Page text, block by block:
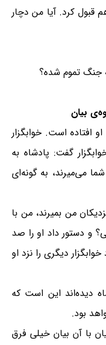
قبول کرد. آیا من دچار
جنگ تموم شده؟
افتاده است. خوابگزار
گفت: پادشاه به
می‌میرند، به گونه‌ای
من بمیرند، من با
و دستور داد او را صد
دیگری را نزد او
دیده‌اند این است که
بود.
با آن بیان خیلی فرق